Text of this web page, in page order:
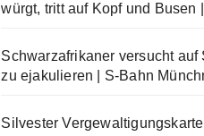
würgt, tritt auf Kopf und Busen
Schwarzafrikaner versucht
zu ejakulieren | S-Bahn
Silvester